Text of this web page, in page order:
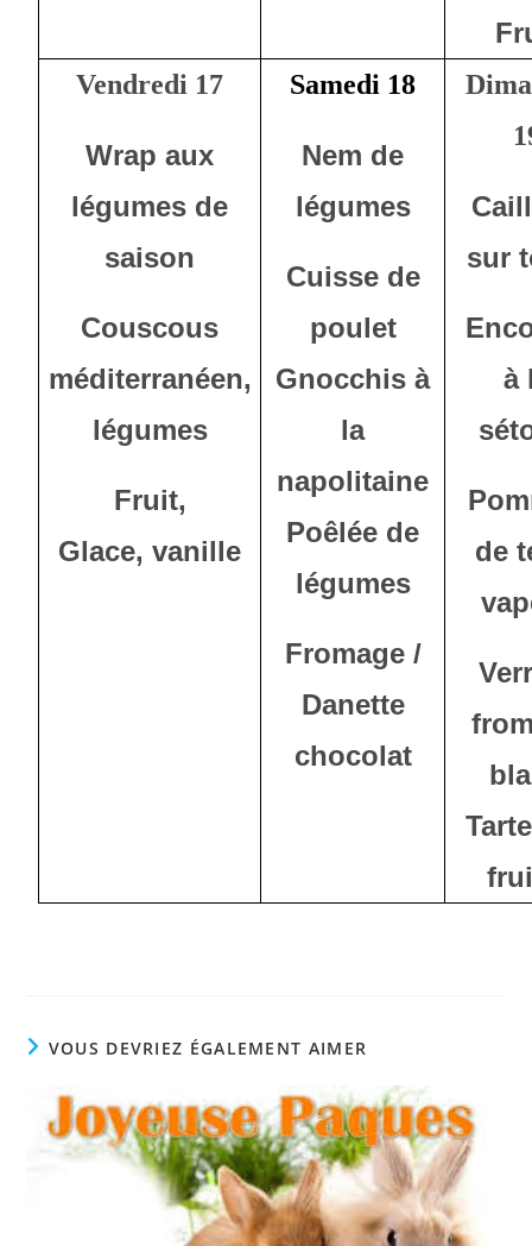
Vendredi 17
Wrap aux
légumes de
saison
Couscous
méditerranéen,
légumes
Fruit,
Glace, vanille
Samedi 18
Nem de
légumes
Cuisse de
poulet
Gnocchis à
la
napolitaine
Poêlée de
légumes
Fromage /
Danette
chocolat
sur
à
de
VOUS DEVRIEZ ÉGALEMENT AIMER